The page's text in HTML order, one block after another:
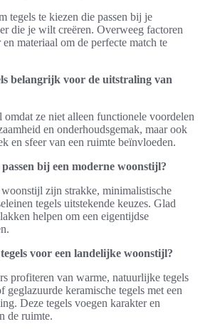
tegels te kiezen die passen bij je
die je wilt creëren. Overweeg factoren
materiaal om de perfecte match te
belangrijk voor de uitstraling van
omdat ze niet alleen functionele voordelen
en onderhoudsgemak, maar ook
en sfeer van een ruimte beïnvloeden.
bij een moderne woonstijl?
zijn strakke, minimalistische
tegels uitstekende keuzes. Glad
helpen om een eigentijdse
voor een landelijke woonstijl?
profiteren van warme, natuurlijke tegels
geglazuurde keramische tegels met een
Deze tegels voegen karakter en
de ruimte.